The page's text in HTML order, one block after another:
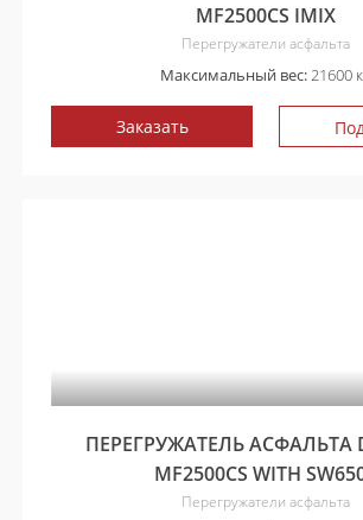
MF2500CS IMIX
Перегружатели асфальта
Максимальный вес:21600
Заказать
ПЕРЕГРУЖАТЕЛЬ АСФАЛЬТА
MF2500CS WITH
Перегружатели асфальта